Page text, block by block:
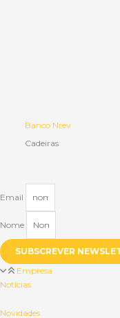
Banco Nrev
Cadeiras
Email
Nome
SUBSCREVER
Empresa
Notícias
Novidades